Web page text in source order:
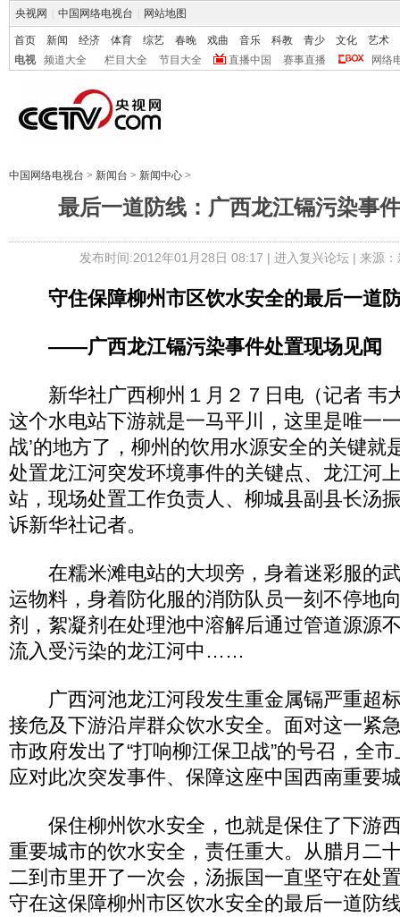
央视网 中国网络电视台 网站地图
首页 新闻 经济 体育 综艺 春晚 戏曲 音乐 科教 青少 文化
艺术
电视
频道大全 栏目大全 节目大全 直播中国 赛事直播 网络
中国网络电视台 > 新闻台 > 新闻中心 >
最后一道防线：广西龙江镉污染事
发布时间:2012年01月28日 08:17 | 进入复兴论坛| 来源
守住保障柳州市区饮水安全的最后一道
――广西龙江镉污染事件处置现场见闻
新华社广西柳州１月２７日电（记者 韦
这个水电站下游就是一马平川，这里是唯一
战’的地方了，柳州的饮用水源安全的关键就
处置龙江河突发环境事件的关键点、龙江河
站，现场处置工作负责人、柳城县副县长汤
诉新华社记者。
在糯米滩电站的大坝旁，身着迷彩服的
运物料，身着防化服的消防队员一刻不停地
剂，絮凝剂在处理池中溶解后通过管道源源
流入受污染的龙江河中……
广西河池龙江河段发生重金属镉严重超
接危及下游沿岸群众饮水安全。面对这一紧
市政府发出了“打响柳江保卫战”的号召，全
应对此次突发事件、保障这座中国西南重要
保住柳州饮水安全，也就是保住了下游
重要城市的饮水安全，责任重大。从腊月二
二到市里开了一次会，汤振国一直坚守在处
守在这保障柳州市区饮水安全的最后一道防